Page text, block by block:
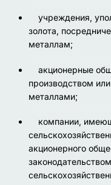
учреждения,
золота,
металлам;
акционерные
производством
металлами;
компании,
акционерного